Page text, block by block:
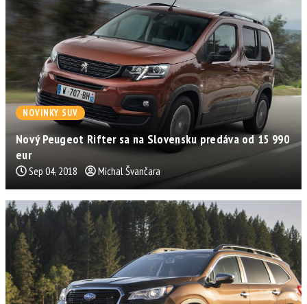
NOVINKY SUV
Nový Peugeot Rifter sa na Slovensku predáva od 15 990
eur
Sep 04, 2018 Michal Švančara